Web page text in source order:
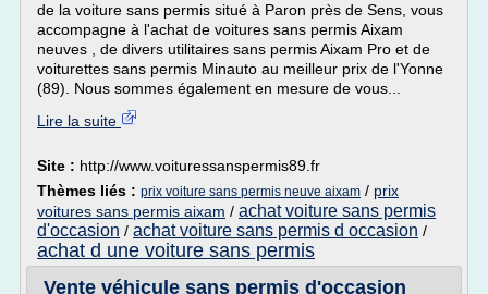
de la voiture sans permis situé à Paron près de Sens, vous
accompagne à l'achat de voitures sans permis Aixam
neuves , de divers utilitaires sans permis Aixam Pro et de
voiturettes sans permis Minauto au meilleur prix de l'Yonne
(89). Nous sommes également en mesure de vous...
Lire la suite
Site : http://www.voituressanspermis89.fr
Thèmes liés : prix voiture sans permis neuve aixam / prix
voitures sans permis aixam / achat voiture sans permis
d'occasion / achat voiture sans permis d occasion /
achat d une voiture sans permis
Vente véhicule sans permis d'occasion